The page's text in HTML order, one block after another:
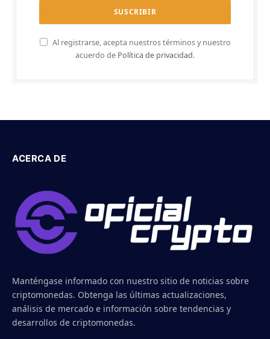
Al registrarse, acepta nuestros términos y nuestro
acuerdo de Política de privacidad.
ACERCA DE
Manténgase informado con nuestro sitio de noticias sobre
criptomonedas. Obtenga las últimas actualizaciones,
análisis de mercado e información sobre tendencias y
desarrollos de criptomonedas.